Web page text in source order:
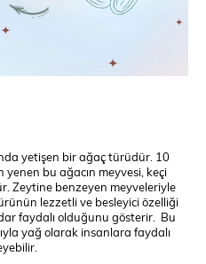
yetişen bir ağaç türüdür. 10
bu ağacın meyvesi, keçi
Zeytine benzeyen meyveleriyle
lezzetli ve besleyici özelliği
faydalı olduğunu gösterir. Bu
yağ olarak insanlara faydalı